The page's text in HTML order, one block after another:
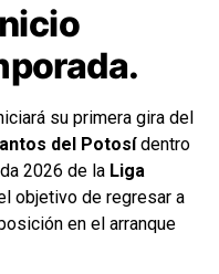
su primera gira del
del Potosídentro
2026 de la Liga
objetivo de regresar a
en el arranque